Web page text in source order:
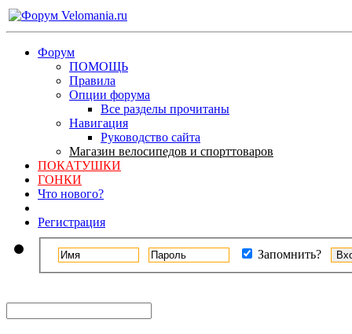
Форум
ПОМОЩЬ
Правила
Опции форума
Все разделы прочитаны
Навигация
Руководство сайта
Магазин велосипедов и спорттоваров
ПОКАТУШКИ
ГОНКИ
Что нового?
Регистрация
Запомнить?